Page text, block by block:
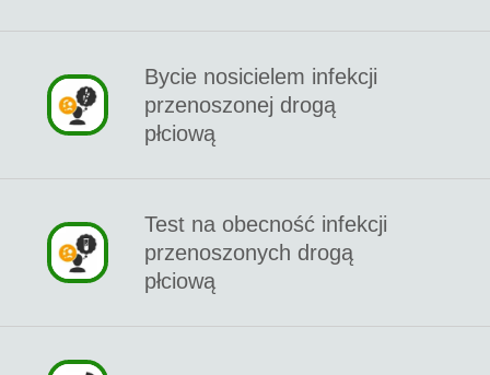
Bycie nosicielem infekcji
przenoszonej drogą
płciową
Test na obecność infekcji
przenoszonych drogą
płciową